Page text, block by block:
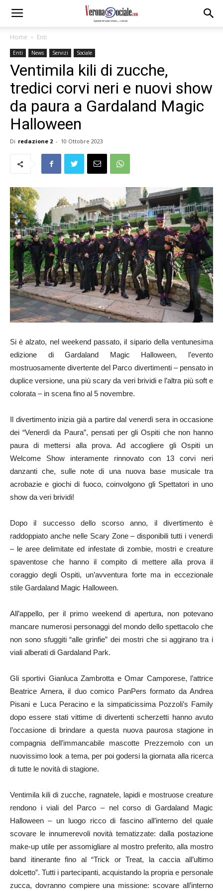
Home Enti
Enti News Servizi Sociale
Ventimila kili di zucche,
tredici corvi neri e nuovi show
da paura a Gardaland Magic
Halloween
Di redazione 2 - 10 Ottobre 2023
Si è alzato, nel weekend passato, il sipario della ventunesima
edizione di Gardaland Magic Halloween, l’evento
mostruosamente divertente del Parco divertimenti – pensato in
duplice versione, una più scary da veri brividi e l’altra più soft e
colorata – in scena fino al 5 novembre.
Il divertimento inizia già a partire dal venerdì sera in occasione
dei “Venerdì da Paura”, pensati per gli Ospiti che non hanno
paura di mettersi alla prova. Ad accogliere gli Ospiti un
Welcome Show interamente rinnovato con 13 corvi neri
danzanti che, sulle note di una nuova base musicale tra
acrobazie e giochi di fuoco, coinvolgono gli Spettatori in uno
show da veri brividi!
Dopo il successo dello scorso anno, il divertimento è
raddoppiato anche nelle Scary Zone – disponibili tutti i venerdì
– le aree delimitate ed infestate di zombie, mostri e creature
spaventose che hanno il compito di mettere alla prova il
coraggio degli Ospiti, un’avventura forte ma in eccezionale
stile Gardaland Magic Halloween.
All’appello, per il primo weekend di apertura, non potevano
mancare numerosi personaggi del mondo dello spettacolo che
non sono sfuggiti “alle grinfie” dei mostri che si aggirano tra i
viali alberati di Gardaland Park.
Gli sportivi Gianluca Zambrotta e Omar Camporese, l’attrice
Beatrice Arnera, il duo comico PanPers formato da Andrea
Pisani e Luca Peracino e la simpaticissima Pozzoli’s Family
dopo essere stati vittime di divertenti scherzetti hanno avuto
l’occasione di brindare a questa nuova paurosa stagione in
compagnia dell’immancabile mascotte Prezzemolo con un
nuovissimo look a tema, per poi godersi la giornata alla ricerca
di tutte le novità di stagione.
Ventimila kili di zucche, ragnatele, lapidi e mostruose creature
rendono i viali del Parco – nel corso di Gardaland Magic
Halloween – un luogo ricco di fascino all’interno del quale
scovare le innumerevoli novità tematizzate: dalla postazione
make-up utile per assomigliare al mostro preferito, alla mostro
band itinerante fino al “Trick or Treat, la caccia all’ultimo
dolcetto”. Tutti i partecipanti, acquistando la propria e personale
zucca, dovranno compiere una missione: scovare all’interno